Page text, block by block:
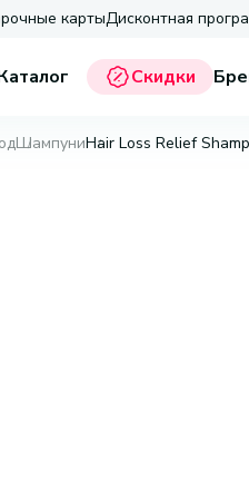
картыДисконтная
Скидки
ШампуниHair Loss Relief